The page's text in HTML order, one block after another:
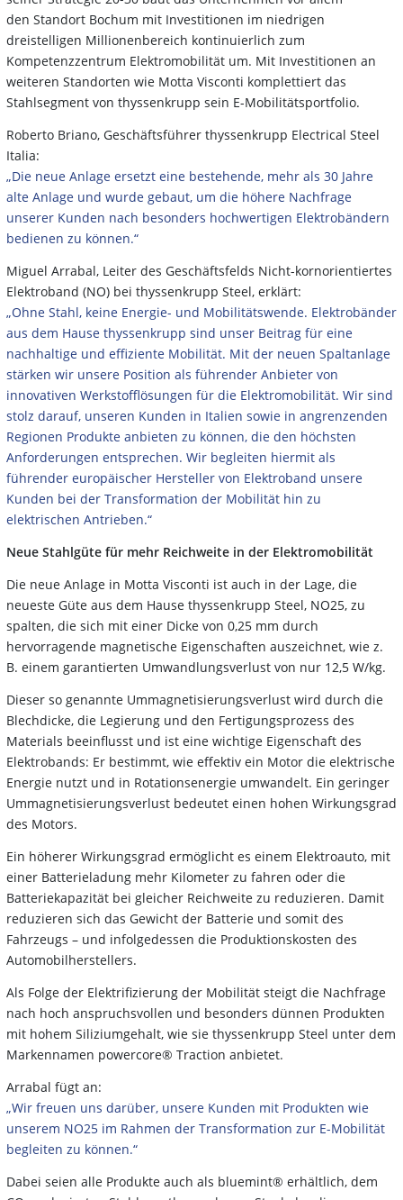
den Standort Bochum mit Investitionen im niedrigen
dreistelligen Millionenbereich kontinuierlich zum
Kompetenzzentrum Elektromobilität um. Mit Investitionen an
weiteren Standorten wie Motta Visconti komplettiert das
Stahlsegment von thyssenkrupp sein E-Mobilitätsportfolio.
Roberto Briano, Geschäftsführer thyssenkrupp Electrical Steel
Italia:
„Die neue Anlage ersetzt eine bestehende, mehr als 30 Jahre
alte Anlage und wurde gebaut, um die höhere Nachfrage
unserer Kunden nach besonders hochwertigen Elektrobändern
bedienen zu können.“
Miguel Arrabal, Leiter des Geschäftsfelds Nicht-kornorientiertes
Elektroband (NO) bei thyssenkrupp Steel, erklärt:
„Ohne Stahl, keine Energie- und Mobilitätswende. Elektrobänder
aus dem Hause thyssenkrupp sind unser Beitrag für eine
nachhaltige und effiziente Mobilität. Mit der neuen Spaltanlage
stärken wir unsere Position als führender Anbieter von
innovativen Werkstofflösungen für die Elektromobilität. Wir sind
stolz darauf, unseren Kunden in Italien sowie in angrenzenden
Regionen Produkte anbieten zu können, die den höchsten
Anforderungen entsprechen. Wir begleiten hiermit als
führender europäischer Hersteller von Elektroband unsere
Kunden bei der Transformation der Mobilität hin zu
elektrischen Antrieben.“
Neue Stahlgüte für mehr Reichweite in der Elektromobilität
Die neue Anlage in Motta Visconti ist auch in der Lage, die
neueste Güte aus dem Hause thyssenkrupp Steel, NO25, zu
spalten, die sich mit einer Dicke von 0,25 mm durch
hervorragende magnetische Eigenschaften auszeichnet, wie z.
B. einem garantierten Umwandlungsverlust von nur 12,5 W/kg.
Dieser so genannte Ummagnetisierungsverlust wird durch die
Blechdicke, die Legierung und den Fertigungsprozess des
Materials beeinflusst und ist eine wichtige Eigenschaft des
Elektrobands: Er bestimmt, wie effektiv ein Motor die elektrische
Energie nutzt und in Rotationsenergie umwandelt. Ein geringer
Ummagnetisierungsverlust bedeutet einen hohen Wirkungsgrad
des Motors.
Ein höherer Wirkungsgrad ermöglicht es einem Elektroauto, mit
einer Batterieladung mehr Kilometer zu fahren oder die
Batteriekapazität bei gleicher Reichweite zu reduzieren. Damit
reduzieren sich das Gewicht der Batterie und somit des
Fahrzeugs – und infolgedessen die Produktionskosten des
Automobilherstellers.
Als Folge der Elektrifizierung der Mobilität steigt die Nachfrage
nach hoch anspruchsvollen und besonders dünnen Produkten
mit hohem Siliziumgehalt, wie sie thyssenkrupp Steel unter dem
Markennamen powercore® Traction anbietet.
Arrabal fügt an:
„Wir freuen uns darüber, unsere Kunden mit Produkten wie
unserem NO25 im Rahmen der Transformation zur E-Mobilität
begleiten zu können.“
Dabei seien alle Produkte auch als bluemint® erhältlich, dem